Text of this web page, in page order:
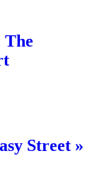
The
Street »